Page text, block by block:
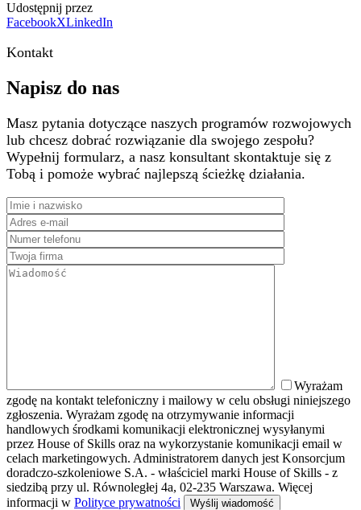
Udostępnij przez
FacebookXLinkedIn
Kontakt
Napisz do nas
Masz pytania dotyczące naszych programów rozwojowych
lub chcesz dobrać rozwiązanie dla swojego zespołu?
Wypełnij formularz, a nasz konsultant skontaktuje się z
Tobą i pomoże wybrać najlepszą ścieżkę działania.
Wyrażam
zgodę na kontakt telefoniczny i mailowy w celu obsługi niniejszego
zgłoszenia. Wyrażam zgodę na otrzymywanie informacji
handlowych środkami komunikacji elektronicznej wysyłanymi
przez House of Skills oraz na wykorzystanie komunikacji email w
celach marketingowych. Administratorem danych jest Konsorcjum
doradczo-szkoleniowe S.A. - właściciel marki House of Skills - z
siedzibą przy ul. Równoległej 4a, 02-235 Warszawa. Więcej
informacji w Polityce prywatności